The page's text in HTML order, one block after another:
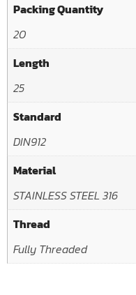
Packing Quantity
20
Length
25
Standard
DIN912
Material
STAINLESS STEEL 316
Thread
Fully Threaded